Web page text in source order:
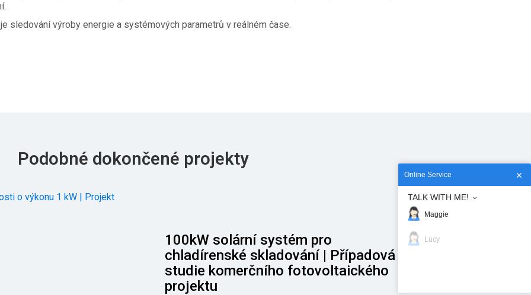
sledování výroby energie a systémových parametrů v reálném čase.
Podobné dokončené projekty
100kW solární systém pro
chladírenské skladování | Případová
studie komerčního fotovoltaického
projektu
Online Service
TALK WITH ME!
Maggie
Lucy